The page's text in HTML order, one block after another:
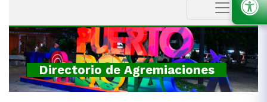
Directorio de Agremiaciones